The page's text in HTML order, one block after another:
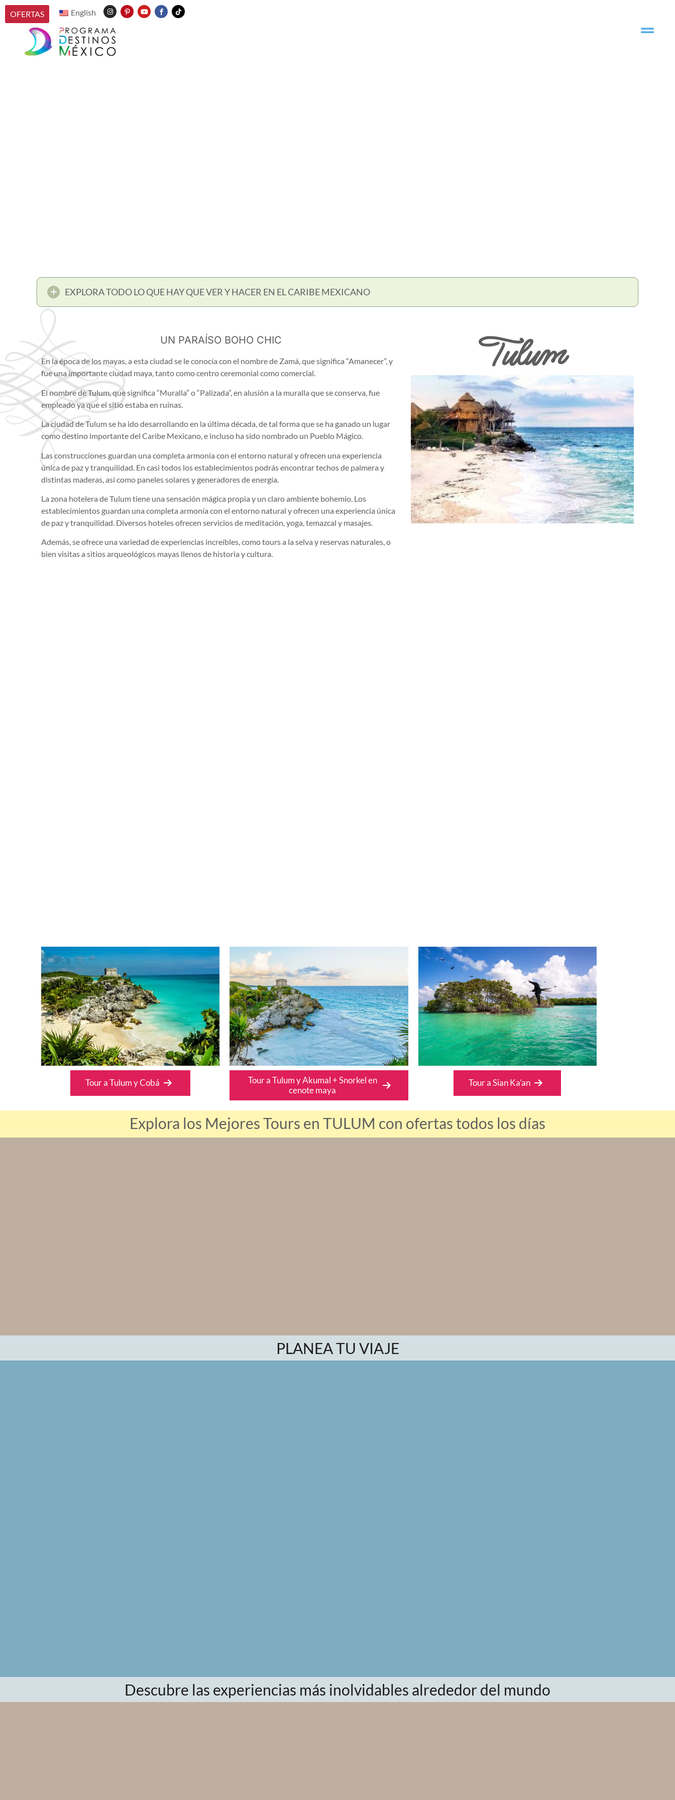
OFERTAS English
EXPLORA TODO LO QUE HAY QUE VER Y HACER EN EL CARIBE MEXICANO
UN PARAÍSO BOHO CHIC
En la época de los mayas, a esta ciudad se le conocía con el nombre de Zamá, que significa “Amanecer”, y
fue una importante ciudad maya, tanto como centro ceremonial como comercial.
El nombre de Tulum, que significa “Muralla” o “Palizada”, en alusión a la muralla que se conserva, fue
empleado ya que el sitio estaba en ruinas.
La ciudad de Tulum se ha ido desarrollando en la última década, de tal forma que se ha ganado un lugar
como destino importante del Caribe Mexicano, e incluso ha sido nombrado un Pueblo Mágico.
Las construcciones guardan una completa armonía con el entorno natural y ofrecen una experiencia
única de paz y tranquilidad. En casi todos los establecimientos podrás encontrar techos de palmera y
distintas maderas, así como paneles solares y generadores de energía.
La zona hotelera de Tulum tiene una sensación mágica propia y un claro ambiente bohemio. Los
establecimientos guardan una completa armonía con el entorno natural y ofrecen una experiencia única
de paz y tranquilidad. Diversos hoteles ofrecen servicios de meditación, yoga, temazcal y masajes.
Además, se ofrece una variedad de experiencias increíbles, como tours a la selva y reservas naturales, o
bien visitas a sitios arqueológicos mayas llenos de historia y cultura.
Tulum
Tour a Tulum y Cobá
Tour a Tulum y Akumal + Snorkel en
cenote maya
Tour a Sian Ka’an
Explora los Mejores Tours en TULUM con ofertas todos los días
PLANEA TU VIAJE
Descubre las experiencias más inolvidables alrededor del mundo